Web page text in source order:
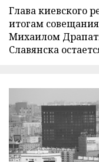
Глава киевского
итогам
Михаилом
Славянска